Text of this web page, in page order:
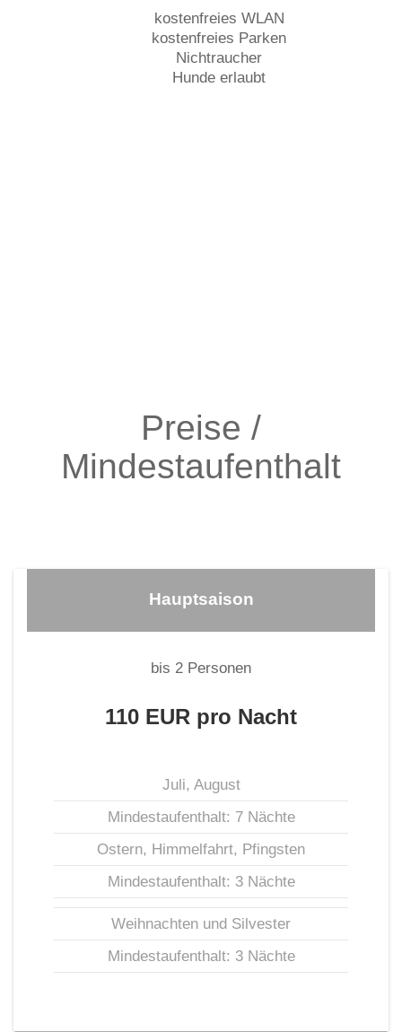
kostenfreies WLAN
kostenfreies Parken
Nichtraucher
Hunde erlaubt
Preise /
Mindestaufenthalt
Hauptsaison
bis 2 Personen
110 EUR pro Nacht
Juli, August
Mindestaufenthalt: 7 Nächte
Ostern, Himmelfahrt, Pfingsten
Mindestaufenthalt: 3 Nächte
Weihnachten und Silvester
Mindestaufenthalt: 3 Nächte